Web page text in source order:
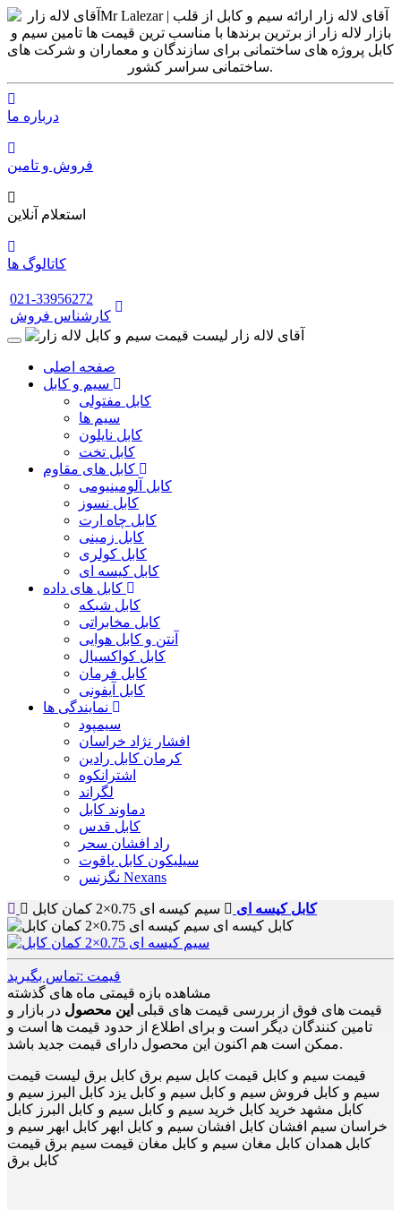
درباره ما
فروش و تامین
استعلام آنلاین
کاتالوگ ها
021-33956272
کارشناس فروش
صفحه اصلی
کابل مفتولی
سیم ها
کابل نایلون
کابل تخت
کابل آلومینیومی
کابل نسوز
کابل چاه ارت
کابل زمینی
کابل کولری
کابل کیسه ای
کابل شبکه
کابل مخابراتی
آنتن و کابل هوایی
کابل کواکسیال
کابل فرمان
کابل آیفونی
سیمپود
افشار نژاد خراسان
کرمان کابل رادین
اشترانکوه
لگراند
دماوند کابل
کابل قدس
راد افشان سحر
سیلیکون کابل یاقوت
نگزنس Nexans
کابل کیسه ای سیم کیسه ای 0.75×2 کمان کابل
قیمت :تماس بگیرید
مشاهده بازه قیمتی ماه های گذشته
قیمت های فوق از بررسی قیمت های قبلی این محصول در بازار و
تامین کنندگان دیگر است و برای اطلاع از حدود قیمت ها است و
ممکن است هم اکنون این محصول دارای قیمت جدید باشد.
قیمت سیم و کابل قیمت کابل سیم برق کابل برق لیست قیمت
سیم و کابل فروش سیم و کابل سیم و کابل یزد کابل البرز سیم و
کابل مشهد خرید کابل خرید سیم و کابل سیم و کابل البرز کابل
خراسان سیم افشان کابل افشان سیم و کابل ابهر کابل ابهر سیم و
کابل همدان کابل مغان سیم و کابل مغان قیمت سیم برق قیمت
کابل برق